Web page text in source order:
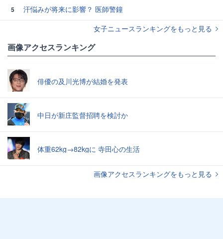
5
汗悩みが将来に影響？ 医師警鐘
女子ニュースランキングをもっと見る
画像アクセスランキング
俳優の及川光博が結婚を発表
中日が新庄監督招聘を検討か
体重62kg→82kgに 寺田心の生活
画像アクセスランキングをもっと見る